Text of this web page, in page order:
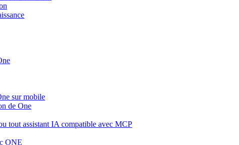
sur mobile
de One
tout assistant IA compatible avec MCP
ONE